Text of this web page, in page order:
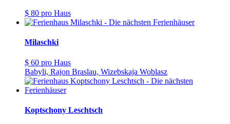
$ 80 pro Haus
Milaschki
$ 60 pro Haus
Babyli, Rajon Braslau, Wizebskaja Woblasz
Koptschony Leschtsch